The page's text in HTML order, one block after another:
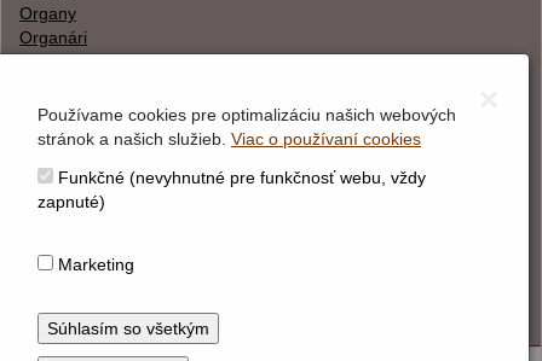
Organy
Organári
O webstránke
Správca obsahu
Vyhlásenie o cookies
Používame cookies pre optimalizáciu našich webových
stránok a našich služieb. Viac o používaní cookies
Funkčné (nevyhnutné pre funkčnosť webu, vždy
zapnuté)
Marketing